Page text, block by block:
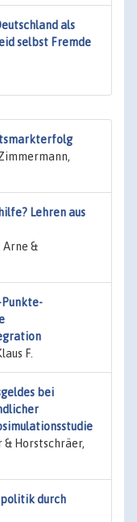
als
selbst Fremde
Lehren aus
&
Punkte-
F.
bei
& Horstschräer,
durch